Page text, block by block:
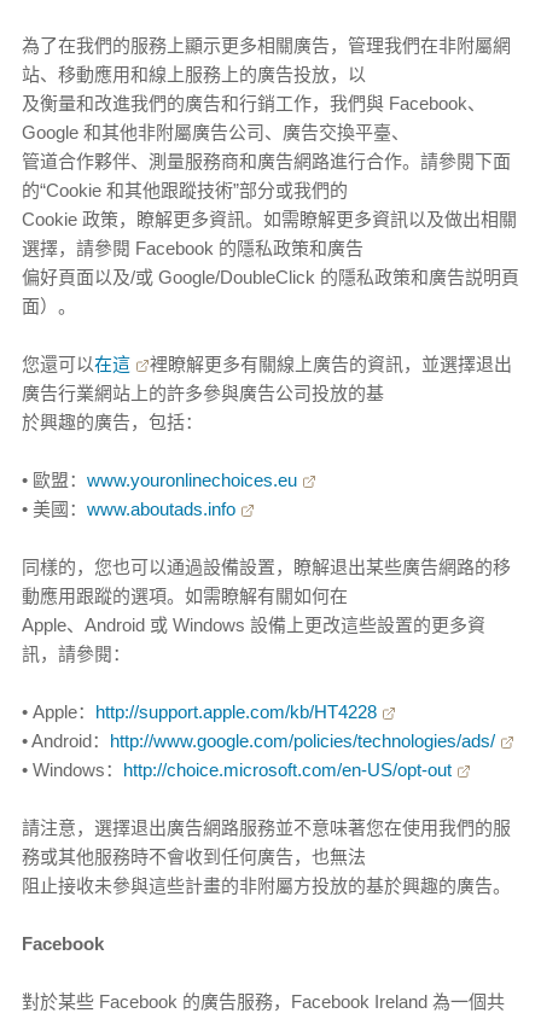
為了在我們的服務上顯示更多相關廣告，管理我們在非附屬網
站、移動應用和線上服務上的廣告投放，以
及衡量和改進我們的廣告和行銷工作，我們與 Facebook、
Google 和其他非附屬廣告公司、廣告交換平臺、
管道合作夥伴、測量服務商和廣告網路進行合作。請參閱下面
的“Cookie 和其他跟蹤技術”部分或我們的
Cookie 政策，瞭解更多資訊。如需瞭解更多資訊以及做出相關
選擇，請參閱 Facebook 的隱私政策和廣告
偏好頁面以及/或 Google/DoubleClick 的隱私政策和廣告説明頁
面）。
您還可以在這
裡瞭解更多有關線上廣告的資訊，並選擇退出
廣告行業網站上的許多參與廣告公司投放的基
於興趣的廣告，包括：
• 歐盟： www.youronlinechoices.eu
• 美國： www.aboutads.info
同樣的，您也可以通過設備設置，瞭解退出某些廣告網路的移
動應用跟蹤的選項。如需瞭解有關如何在
Apple、Android 或 Windows 設備上更改這些設置的更多資
訊，請參閱：
• Apple： http://support.apple.com/kb/HT4228
• Android： http://www.google.com/policies/technologies/ads/
• Windows： http://choice.microsoft.com/en-US/opt-out
請注意，選擇退出廣告網路服務並不意味著您在使用我們的服
務或其他服務時不會收到任何廣告，也無法
阻止接收未參與這些計畫的非附屬方投放的基於興趣的廣告。
Facebook
對於某些 Facebook 的廣告服務，Facebook Ireland 為一個共